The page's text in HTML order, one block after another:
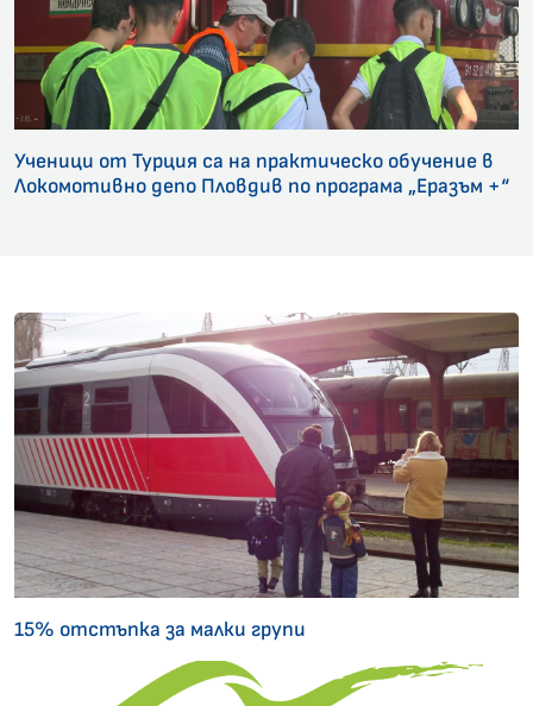
Ученици от Турция са на практическо обучение в
Локомотивно депо Пловдив по програма „Еразъм +“
15% отстъпка за малки групи